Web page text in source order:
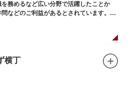
務めるなど広い分野で活躍したことか
などのご利益があるとされています。
であるミニチュアの富士山「富士塚」
塚」、昭和を代表する囲碁棋士・藤沢秀行
インで人気を博しています。
原道真公も回向院より遷され、境内にあ
れています。俳優の渥美清が願をかけた
横丁